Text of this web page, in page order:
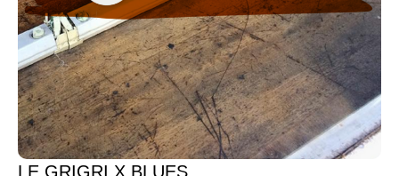
LE GRIGRI X BLUES